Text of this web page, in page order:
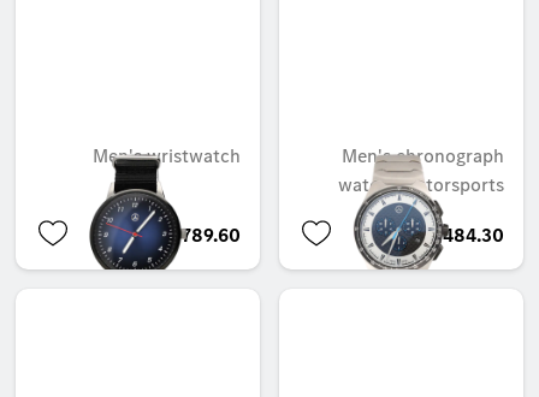
Men's chronograph
watch, Motorsports
AED 2,484.30
Men's wristwatch
AED 789.60